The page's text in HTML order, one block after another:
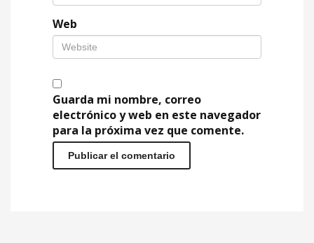
Web
Guarda mi nombre, correo
electrónico y web en este navegador
para la próxima vez que comente.